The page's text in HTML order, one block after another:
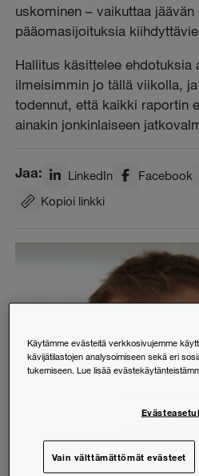
uskominen – vaikuttaa jäävän
pääomasijoituksia
Hallitus käsittelee ehdotuksia
ilmeisimmin jo tällä viikolla,
todennut, että kaikki raportin
ainakin jonkinlaiseen
Jaa: LinkedIn Facebook
Kopioi linkki
Käytämme evästeitä verkkosivujemme
kävijätilastojen analysoimiseen sekä eri
tukemiseen. Lue lisää
Vain välttämättömät evästeet